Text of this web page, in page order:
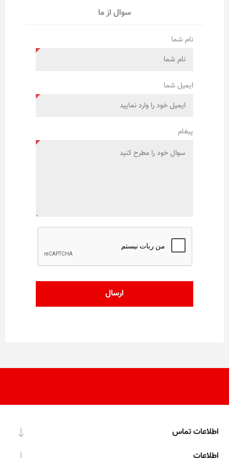
سوال از ما
نام شما
ایمیل شما
پیغام
اطلاعات تماس